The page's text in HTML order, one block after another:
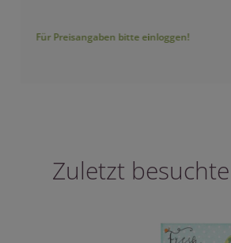
Für Preisangaben bitte einloggen!
Zuletzt